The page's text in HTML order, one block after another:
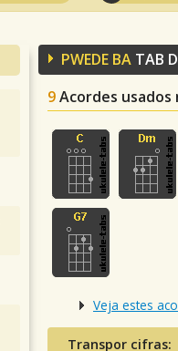
PWEDE BA TAB
9Acordes usados
Veja estes
Transpor cifras: